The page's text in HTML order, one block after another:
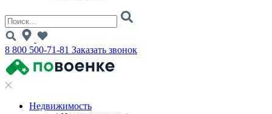
8 800 500-71-81 Заказать звонок
Недвижимость